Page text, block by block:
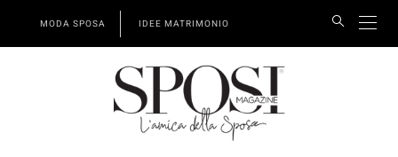
MODA SPOSA IDEE MATRIMONIO